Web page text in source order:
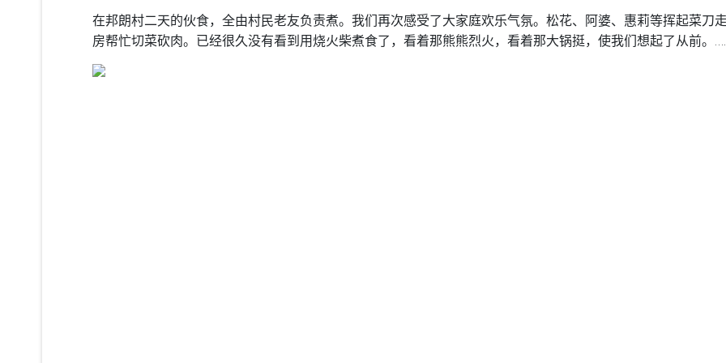
在邦朗村二天的伙食，全由村民老友负责煮。我们再次感受了大家庭欢乐气氛。松花、阿婆、惠莉等挥起菜刀
房帮忙切菜砍肉。已经很久没有看到用烧火柴煮食了，看着那熊熊烈火，看着那大锅挺，使我们想起了从前。